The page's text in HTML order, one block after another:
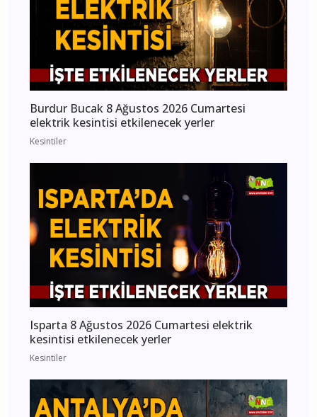
Burdur Bucak 8 Ağustos 2026 Cumartesi
elektrik kesintisi etkilenecek yerler
Kesintiler
Isparta 8 Ağustos 2026 Cumartesi elektrik
kesintisi etkilenecek yerler
Kesintiler